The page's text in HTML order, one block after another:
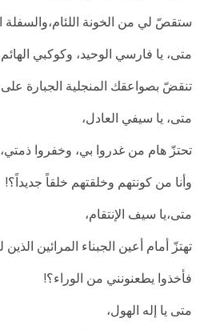
ستقصّ لي من الخونة اللئام،والسفلة
متى، يا فارسي الوحيد، وكوكبي
تنقضّ بصواعقك المنجلية الجبارة
متى، يا سيفي العادل،
تحتزّ هام من غدروا بي، وخفروا ذمتي،
وأنا من كونتهم وخلقتهم خلقاً جديداً؟!
متى،يا سيف الإنتقام،
تهتزّ أمام أعين الجبناء المرائين
فأخذوا يطعنونني من الوراء؟!
متى يا إله الهول،